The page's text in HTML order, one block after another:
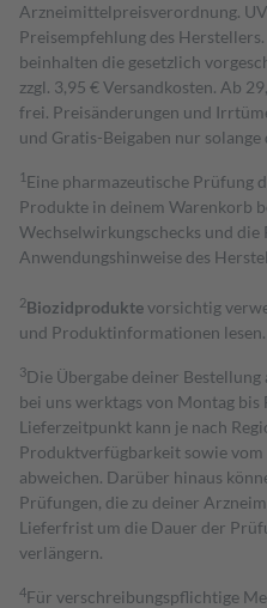
Arzneimittelpreisverordnung.
Preisempfehlung des
beinhalten die gesetzlich
zzgl. 3,95 € Versandkosten. Ab
frei. Preisänderungen und
und Gratis-Beigaben nur
1 Eine pharmazeutische Prüfung
Produkte in deinem Warenkorb
Wechselwirkungschecks und die
Anwendungshinweise des
2Biozidproduktevorsichtig
und Produktinformationen lesen.
3Die Übergabe deiner
bei uns werktags von Montag
Lieferzeitpunkt kann je nach
Produktverfügbarkeit sowie
abweichen. Darüber hinaus
Prüfungen, die zu deiner
Lieferfrist um die Dauer der
verlängern.
4Für verschreibungspflichtige